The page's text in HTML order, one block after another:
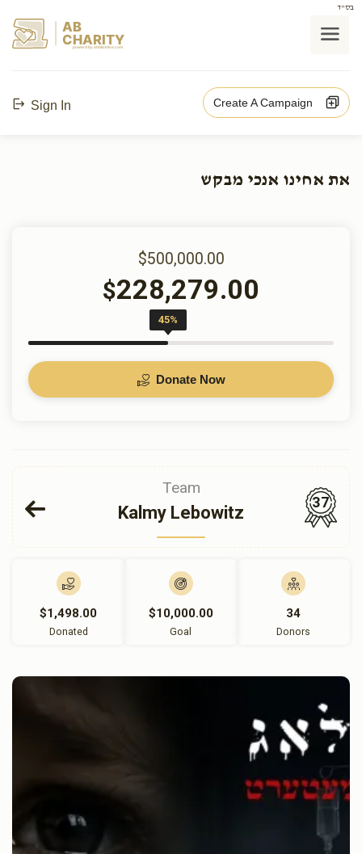
בס"ד
AB
CHARITY
powerd by ahblicklive.com
Sign In Create A Campaign
את אחינו אנכי מבקש
$500,000.00
$228,279.00
45%
Donate Now
Team
Kalmy Lebowitz
37
$1,498.00
Donated
$10,000.00
Goal
34
Donors